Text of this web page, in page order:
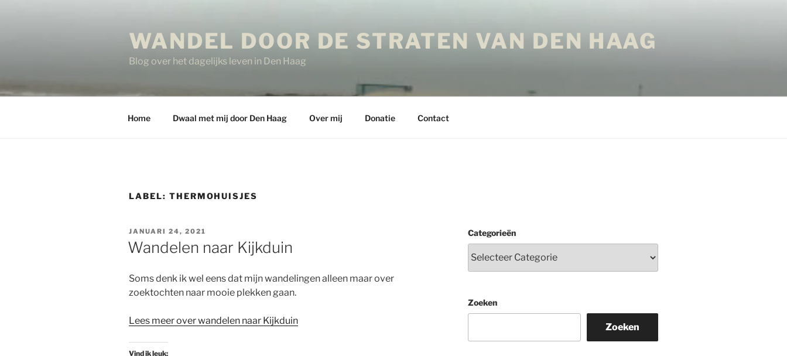
WANDEL DOOR DE STRATEN VAN DEN HAAG
Blog over het dagelijks leven in Den Haag
Home Dwaal met mij door Den Haag Over mij Donatie Contact
LABEL: THERMOHUISJES
GEPLAATST
OP
JANUARI 24, 2021
Wandelen naar Kijkduin
Soms denk ik wel eens dat mijn wandelingen alleen maar over
zoektochten naar mooie plekken gaan.
Lees meer over wandelen naar Kijkduin
Vind ik leuk:
Categorieën
Zoeken
Zoeken